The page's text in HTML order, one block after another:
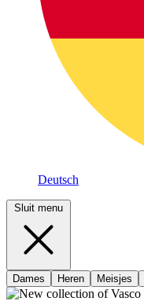
Deutsch
Sluit menu
Dames Heren Meisjes